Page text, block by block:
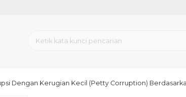
Dengan Kerugian Kecil (Petty Corruption)